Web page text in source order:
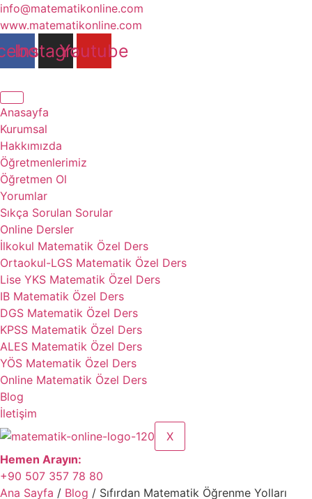
İçeriğe
atla
info@matematikonline.com
www.matematikonline.com
Instagram
Youtube
Anasayfa
Kurumsal
Hakkımızda
Öğretmenlerimiz
Öğretmen Ol
Yorumlar
Sıkça Sorulan Sorular
Online Dersler
İlkokul Matematik Özel Ders
Ortaokul-LGS Matematik Özel Ders
Lise YKS Matematik Özel Ders
IB Matematik Özel Ders
DGS Matematik Özel Ders
KPSS Matematik Özel Ders
ALES Matematik Özel Ders
YÖS Matematik Özel Ders
Online Matematik Özel Ders
Blog
İletişim
X
Hemen Arayın:
+90 507 357 78 80
Ana Sayfa / Blog / Sıfırdan Matematik Öğrenme Yolları